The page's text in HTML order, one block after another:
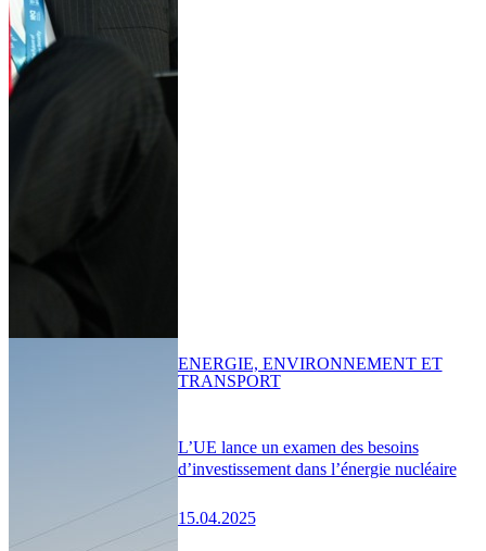
L’UE lance un examen des besoins
d’investissement dans l’énergie nucléaire
15.04.2025
ENERGIE, ENVIRONNEMENT ET
TRANSPORT